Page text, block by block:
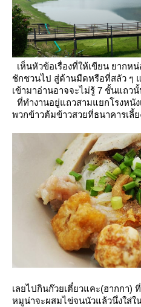
เห็นหัวข้อเรื่องที่ให้เขียน ยากห
ชักชวนไป สู่ด้านมืดหรือที่สลัว ๆ
เข้ามาอ่านอาจจะไม่รู้ 7 ชั้นแถว
ที่ทำงานอยู่แถวสามแยกโรงหนั
พวกข้าวต้มข้าวสวยที่ธนาคารเลี้ย
เลยไปกินก๊วยเตี๋ยวแคะ(ฮากกา)
หมูน่าจะผสมไข่จนนัวแล้วนึ่งใส่